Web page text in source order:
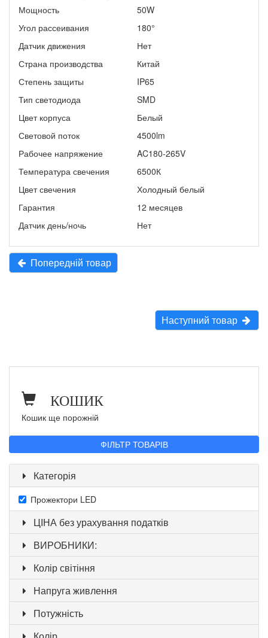
Мощность
50W
Угол рассеивания
180°
Датчик движения
Нет
Страна производства
Китай
Степень защиты
IP65
Тип светодиода
SMD
Цвет корпуса
Белый
Световой поток
4500lm
Рабочее напряжение
AC180-265V
Температура свечения
6500К
Цвет свечения
Холодный белый
Гарантия
12 месяцев
Датчик день/ночь
Нет
Попередній товар
Наступний товар
КОШИК
Кошик ще порожній
ФІЛЬТР ТОВАРІВ
Категорія
Прожектори LED
ЦІНА без урахування податків
ВИРОБНИКИ:
Колір світіння
Напруга живлення
Потужність